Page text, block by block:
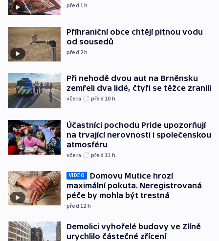
před 1h
Příhraniční obce chtějí pitnou vodu
od sousedů
před 2h
Při nehodě dvou aut na Brněnsku
zemřeli dva lidé, čtyři se těžce zranili
včera před 10 h
Účastníci pochodu Pride upozorňují
na trvající nerovnosti i společenskou
atmosféru
včera před 11 h
VIDEO
Domovu Mutice hrozí
maximální pokuta. Neregistrovaná
péče by mohla být trestná
před 12 h
Demolici vyhořelé budovy ve Zlíně
urychlilo částečné zřícení